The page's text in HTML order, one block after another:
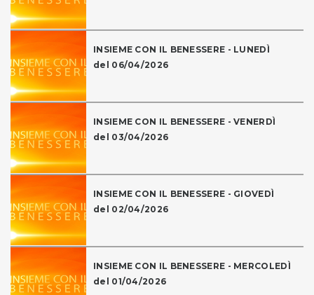
INSIEME CON IL BENESSERE - LUNEDÌ
del 06/04/2026
INSIEME CON IL BENESSERE - VENERDÌ
del 03/04/2026
INSIEME CON IL BENESSERE - GIOVEDÌ
del 02/04/2026
INSIEME CON IL BENESSERE - MERCOLEDÌ
del 01/04/2026